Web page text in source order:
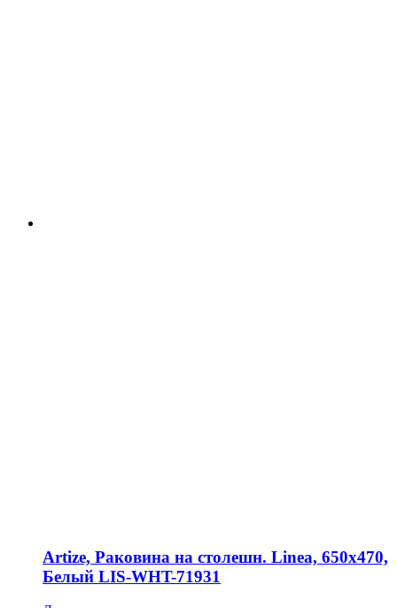
Artize, Раковина на столешн. Linea, 650х470,
Белый LIS-WHT-71931